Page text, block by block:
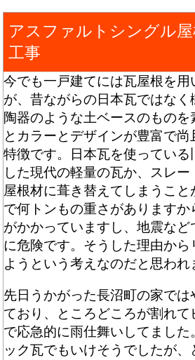
アスファルトシングル屋
工事
今でも一戸建てには瓦屋根を
が、昔ながらの日本瓦ではなく
陶器のような土ベースのものを
とカラーとデザインが豊富で
特徴です。日本瓦を使っている
した現代の軽量の瓦か、スレ
屋根材に葺き替えてしまうこ
で何トンもの重さがあります
がかかっていますし、地震など
に危険です。そうした理由から
ようという考えなのだと思われ
先日うかがった長沼町の家で
ており、ところどころが割れ
で応急的に雨仕舞いしてました
ック瓦でもいけそうでしたが